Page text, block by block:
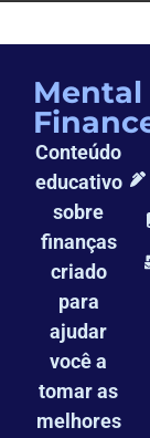
Mental
Conteúdo
educativo
sobre
finanças
criado
para
ajudar
você a
tomar as
melhores